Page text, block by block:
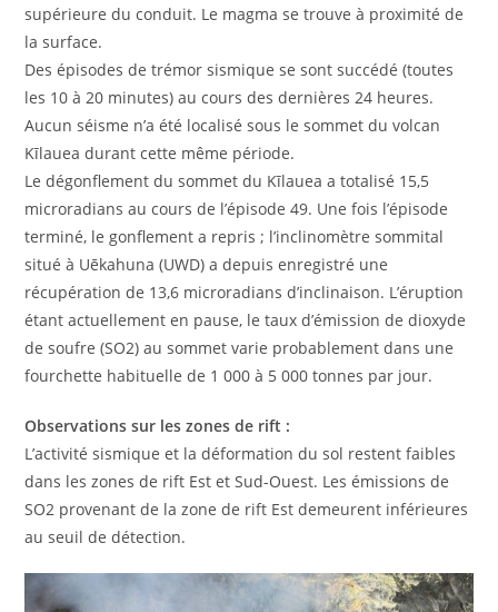
supérieure du conduit. Le magma se trouve à proximité de
la surface.
Des épisodes de trémor sismique se sont succédé (toutes
les 10 à 20 minutes) au cours des dernières 24 heures.
Aucun séisme n’a été localisé sous le sommet du volcan
Kīlauea durant cette même période.
Le dégonflement du sommet du Kīlauea a totalisé 15,5
microradians au cours de l’épisode 49. Une fois l’épisode
terminé, le gonflement a repris ; l’inclinomètre sommital
situé à Uēkahuna (UWD) a depuis enregistré une
récupération de 13,6 microradians d’inclinaison. L’éruption
étant actuellement en pause, le taux d’émission de dioxyde
de soufre (SO2) au sommet varie probablement dans une
fourchette habituelle de 1 000 à 5 000 tonnes par jour.
Observations sur les zones de rift :
L’activité sismique et la déformation du sol restent faibles
dans les zones de rift Est et Sud-Ouest. Les émissions de
SO2 provenant de la zone de rift Est demeurent inférieures
au seuil de détection.